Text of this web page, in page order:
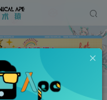
佳能复印机 IR系列复印机